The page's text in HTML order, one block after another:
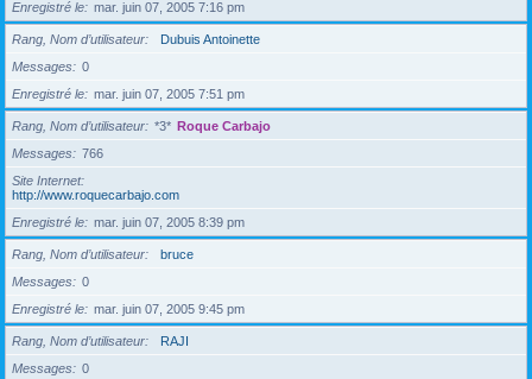
Enregistré le
mar. juin 07, 2005 7:16 pm
Rang, Nom d’utilisateur
Dubuis Antoinette
Messages
0
Enregistré le
mar. juin 07, 2005 7:51 pm
Rang, Nom d’utilisateur *3* Roque Carbajo
Messages
766
Site Internet
http://www.roquecarbajo.com
Enregistré le
mar. juin 07, 2005 8:39 pm
Rang, Nom d’utilisateur
bruce
Messages
0
Enregistré le
mar. juin 07, 2005 9:45 pm
Rang, Nom d’utilisateur
RAJI
Messages
0